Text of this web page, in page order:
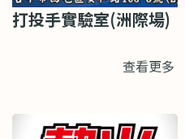
打投手實驗室(洲際場)
查看更多